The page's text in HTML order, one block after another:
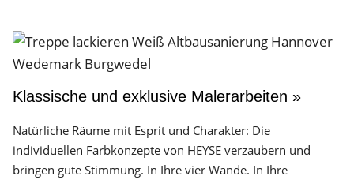
Klassische und exklusive Malerarbeiten »
Natürliche Räume mit Esprit und Charakter: Die
individuellen Farbkonzepte von HEYSE verzaubern und
bringen gute Stimmung. In Ihre vier Wände. In Ihre